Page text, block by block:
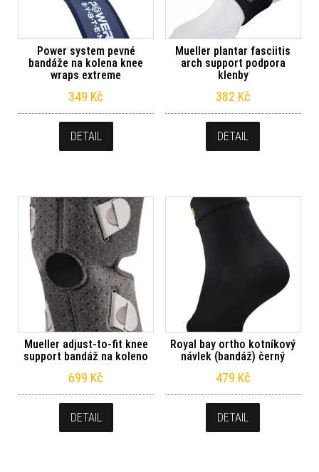
Power system pevné
bandáže na kolena knee
wraps extreme
349 Kč
DETAIL
Mueller plantar fasciitis
arch support podpora
klenby
382 Kč
DETAIL
Mueller adjust-to-fit knee
support bandáž na koleno
699 Kč
DETAIL
Royal bay ortho kotníkový
návlek (bandáž) černý
479 Kč
DETAIL